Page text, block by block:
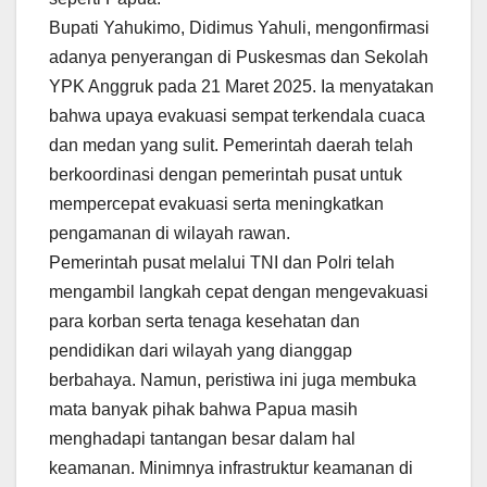
Bupati Yahukimo, Didimus Yahuli, mengonfirmasi
adanya penyerangan di Puskesmas dan Sekolah
YPK Anggruk pada 21 Maret 2025. Ia menyatakan
bahwa upaya evakuasi sempat terkendala cuaca
dan medan yang sulit. Pemerintah daerah telah
berkoordinasi dengan pemerintah pusat untuk
mempercepat evakuasi serta meningkatkan
pengamanan di wilayah rawan.
Pemerintah pusat melalui TNI dan Polri telah
mengambil langkah cepat dengan mengevakuasi
para korban serta tenaga kesehatan dan
pendidikan dari wilayah yang dianggap
berbahaya. Namun, peristiwa ini juga membuka
mata banyak pihak bahwa Papua masih
menghadapi tantangan besar dalam hal
keamanan. Minimnya infrastruktur keamanan di